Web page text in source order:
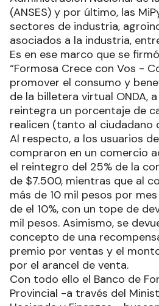
(ANSES) y por último, las
sectores de industria,
asociados a la industria,
Es en ese marco que se
“Formosa Crece con Vos -
promover el consumo y
de la billetera virtual ONDA,
reintegra un porcentaje de
realicen (tanto al ciudadano
Al respecto, a los usuarios
compraron en un comercio
el reintegro del 25% de la
de $7.500, mientras que al
más de 10 mil pesos por
de el 10%, con un tope de
mil pesos. Asimismo, se
concepto de una
premio por ventas y el
por el arancel de venta.
Con todo ello el Banco de
Provincial -a través del